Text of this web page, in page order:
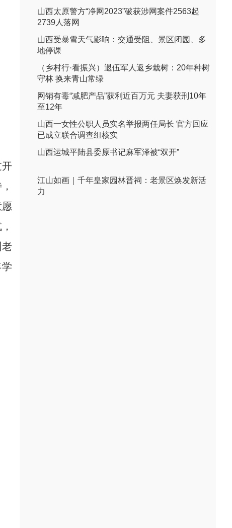
山西太原警方“净网2023”破获涉网案件2563起
2739人落网
山西受暴雪天气影响：交通受阻、景区闭园、多
地停课
（乡村行·看振兴）退伍军人返乡栽树：20年种树
守林 换来青山常绿
网销有毒“减肥产品”获利近百万元 夫妻获刑10年
至12年
山西一女性公职人员实名举报两任局长 官方回应
已成立联合调查组核实
山西运城平陆县委原书记麻军泽被“双开”
江山如画｜千年皇家园林晋祠：老景区焕发新活
力